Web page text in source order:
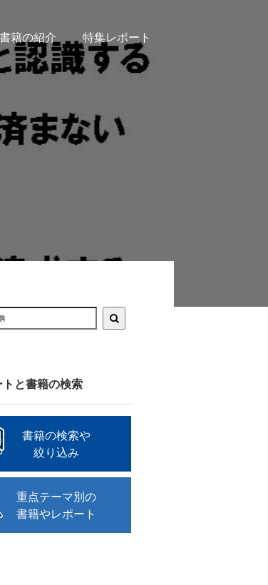
書籍の紹介 特集レポート
と書籍の検索
書籍の検索や
絞り込み
重点テーマ別の
書籍やレポート